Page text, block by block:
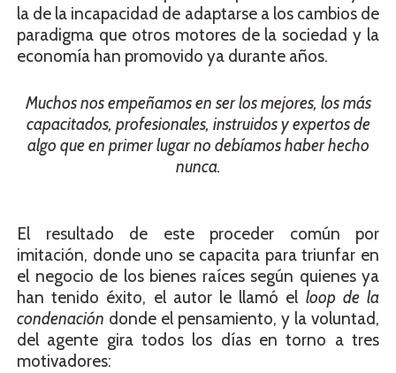
la de la incapacidad de adaptarse a los cambios de
paradigma que otros motores de la sociedad y la
economía han promovido ya durante años.
Muchos nos empeñamos en ser los mejores, los más
capacitados, profesionales, instruidos y expertos de
algo que en primer lugar no debíamos haber hecho
nunca.
El resultado de este proceder común por
imitación, donde uno se capacita para triunfar en
el negocio de los bienes raíces según quienes ya
han tenido éxito, el autor le llamó el loop de la
condenación donde el pensamiento, y la voluntad,
del agente gira todos los días en torno a tres
motivadores: